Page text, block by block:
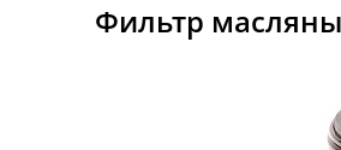
Фильтр